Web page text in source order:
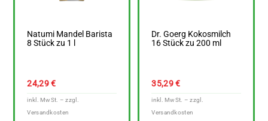
Natumi Mandel Barista
8 Stück zu 1 l
24,29€
Dr. Goerg Kokosmilch
16 Stück zu 200 ml
35,29€